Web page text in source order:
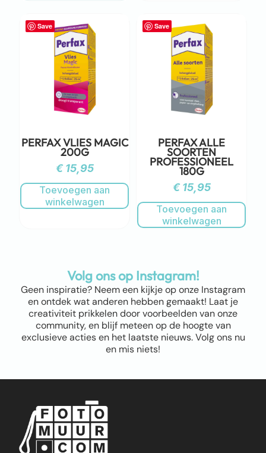
Save
PERFAX VLIES MAGIC
200G
€15,95
Toevoegen aan
winkelwagen
Save
PERFAX ALLE
SOORTEN
PROFESSIONEEL
180G
€15,95
Toevoegen aan
winkelwagen
Volg ons op Instagram!
Geen inspiratie? Neem een kijkje op onze Instagram
en ontdek wat anderen hebben gemaakt! Laat je
creativiteit prikkelen door voorbeelden van onze
community, en blijf meteen op de hoogte van
exclusieve acties en het laatste nieuws. Volg ons nu
en mis niets!